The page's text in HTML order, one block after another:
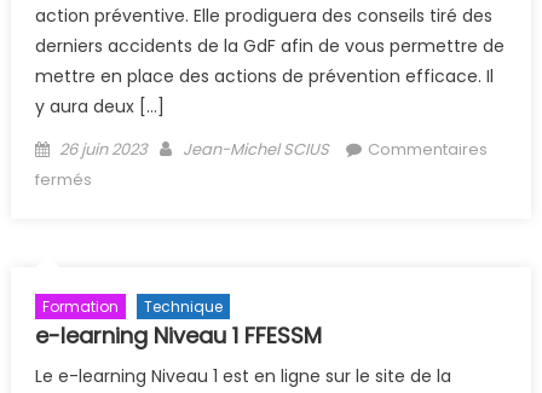
action préventive. Elle prodiguera des conseils tiré des
derniers accidents de la GdF afin de vous permettre de
mettre en place des actions de prévention efficace. Il
y aura deux […]
Posted on
26 juin 2023 Author
Jean-Michel SCIUS
Commentaires
fermés
Formation Technique
e-learning Niveau 1 FFESSM
Le e-learning Niveau 1 est en ligne sur le site de la